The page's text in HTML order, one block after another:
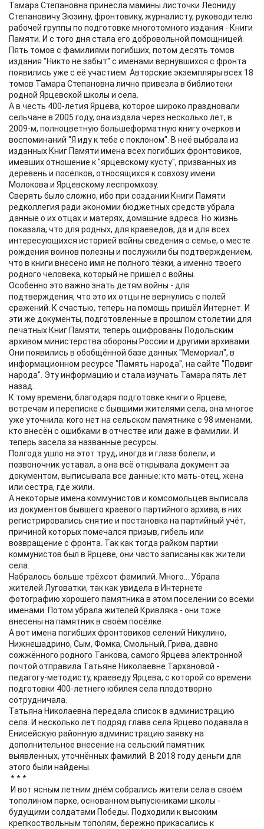
Тамара Степановна принесла мамины листочки Леониду
Степановичу Зюзину, фронтовику, журналисту, руководителю
рабочей группы по подготовке многотомного издания - Книги
Памяти. И с того дня стала его добровольной помощницей.
Пять томов с фамилиями погибших, потом десять томов
издания "Никто не забыт" с именами вернувшихся с фронта
появились уже с её участием. Авторские экземпляры всех 18
томов Тамара Степановна лично привезла в библиотеки
родной Ярцевской школы и села.
А в честь 400-летия Ярцева, которое широко праздновали
сельчане в 2005 году, она издала через несколько лет, в
2009-м, полноцветную большеформатную книгу очерков и
воспоминаний "Я иду к тебе с поклоном". В неё выбрала из
изданных Книг Памяти имена всех погибших фронтовиков,
имевших отношение к "ярцевскому кусту", призванных из
деревень и посёлков, относящихся к совхозу имени
Молокова и Ярцевскому леспромхозу.
Сверять было сложно, ибо при создании Книги Памяти
редколлегия ради экономии бюджетных средств убрала
данные о их отцах и матерях, домашние адреса. Но жизнь
показала, что для родных, для краеведов, да и для всех
интересующихся историей войны сведения о семье, о месте
рождения воинов полезны и послужили бы подтверждением,
что в книги внесено имя не полного тёзки, а именно твоего
родного человека, который не пришёл с войны.
Особенно это важно знать детям войны - для
подтверждения, что это их отцы не вернулись с полей
сражений. К счастью, теперь на помощь пришёл Интернет. И
эти же документы, подготовленные в прошлом столетии для
печатных Книг Памяти, теперь оцифрованы Подольским
архивом министерства обороны России и другими архивами.
Они появились в обобщённой базе данных "Мемориал", в
информационном ресурсе "Память народа", на сайте "Подвиг
народа". Эту информацию и стала изучать Тамара пять лет
назад.
К тому времени, благодаря подготовке книги о Ярцеве,
встречам и переписке с бывшими жителями села, она многое
уже уточнила: кого нет на сельском памятнике с 98 именами,
кто внесён с ошибками в отчестве или даже в фамилии. И
теперь засела за названные ресурсы.
Полгода ушло на этот труд, иногда и глаза болели, и
позвоночник уставал, а она всё открывала документ за
документом, выписывала все данные: кто мать-отец, жена
или сестра, где жили.
А некоторые имена коммунистов и комсомольцев выписала
из документов бывшего краевого партийного архива, в них
регистрировались снятие и постановка на партийный учёт,
причиной которых помечался призыв, гибель или
возвращение с фронта. Так как тогда райком партии
коммунистов был в Ярцеве, они часто записаны как жители
села.
Набралось больше трёхсот фамилий. Много... Убрала
жителей Луговатки, так как увидела в Интернете
фотографию хорошего памятника в этом поселении со всеми
именами. Потом убрала жителей Кривляка - они тоже
внесены на памятник в своём посёлке.
А вот имена погибших фронтовиков селений Никулино,
Нижнешадрино, Сым, Фомка, Смольный, Грива, давно
сожжённого родного Танкова, самого Ярцева электронной
почтой отправила Татьяне Николаевне Тархановой -
педагогу-методисту, краеведу Ярцева, с которой со времени
подготовки 400-летнего юбилея села плодотворно
сотрудничала.
Татьяна Николаевна передала список в администрацию
села. И несколько лет подряд глава села Ярцево подавала в
Енисейскую районную администрацию заявку на
дополнительное внесение на сельский памятник
выявленных, уточнённых фамилий. В 2018 году деньги для
этого были найдены.
* * *
И вот ясным летним днём собрались жители села в своём
тополином парке, основанном выпускниками школы -
будущими солдатами Победы. Подходили к высоким
крепкоствольным тополям, бережно прикасались к